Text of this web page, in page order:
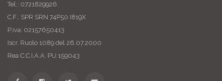
Tel.: 0721829926
C.F.: SPR SRN 74P50 I819X
P.iva: 02157650413
Iscr. Ruolo 1089 del 26.07.2000
Rea C.C.I.A.A. PU 159043